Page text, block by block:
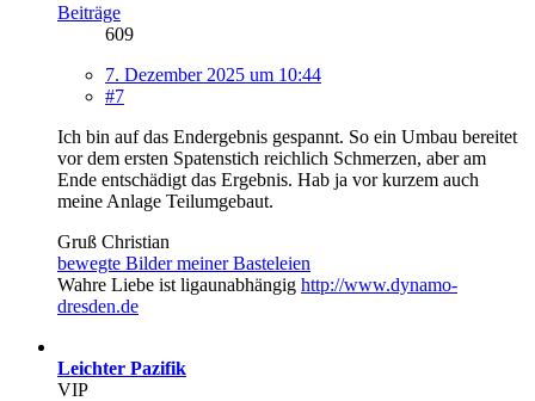
Beiträge
609
7. Dezember 2025 um 10:44
#7
Ich bin auf das Endergebnis gespannt. So ein Umbau bereitet
vor dem ersten Spatenstich reichlich Schmerzen, aber am
Ende entschädigt das Ergebnis. Hab ja vor kurzem auch
meine Anlage Teilumgebaut.
Gruß Christian
bewegte Bilder meiner Basteleien
Wahre Liebe ist ligaunabhängig http://www.dynamo-
dresden.de
Leichter Pazifik
VIP